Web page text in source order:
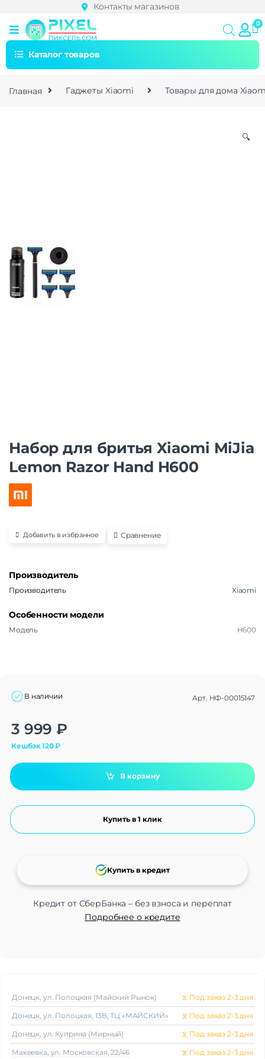
Контакты магазинов
Каталог товаров
Главная Гаджеты Xiaomi Товары для дома
🔍
Набор для бритья Xiaomi MiJia
Lemon Razor Hand H600
Добавить в избранное Сравнение
Производитель
Производитель Xiaomi
Особенности модели
Модель H600
В наличии Арт. НФ-00015147
3 999 ₽
Кешбэк120₽
В корзину
Купить в 1 клик
Кредит от СберБанка – без взноса и переплат
Подробнее о кредите
Купить в кредит
Alternative:
Донецк, ул. Полоцкая (Майский Рынок) ⧖ Под заказ 2-3 дня
Донецк, ул. Полоцкая, 13В, ТЦ «МАЙСКИЙ» ⧖ Под заказ 2-3 дня
Донецк, ул. Куприна (Мирный) ⧖ Под заказ 2-3 дня
Макеeвка, ул. Московская, 22/46 ⧖ Под заказ 2-3 дня